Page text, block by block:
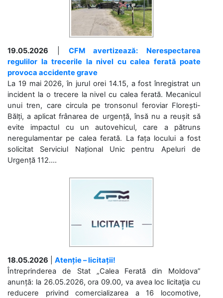
19.05.2026
CFM avertizează: Nerespectarea
regulilor la trecerile la nivel cu calea ferată poate
provoca accidente grave
La 19 mai 2026, în jurul orei 14.15, a fost înregistrat un
incident la o trecere la nivel cu calea ferată. Mecanicul
unui tren, care circula pe tronsonul feroviar Florești-
Bălți, a aplicat frânarea de urgență, însă nu a reușit să
evite impactul cu un autovehicul, care a pătruns
neregulamentar pe calea ferată. La fața locului a fost
solicitat Serviciul Național Unic pentru Apeluri de
Urgență 112....
18.05.2026
Atenție – licitații!
Întreprinderea de Stat „Calea Ferată din Moldova”
anunță: la 26.05.2026, ora 09.00, va avea loc licitaţia cu
reducere privind comercializarea a 16 locomotive,